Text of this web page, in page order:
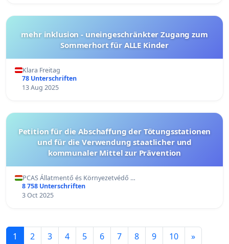
mehr inklusion - uneingeschränkter Zugang zum
Sommerhort für ALLE Kinder
Klara Freitag
78 Unterschriften
13 Aug 2025
Petition für die Abschaffung der Tötungsstationen
und für die Verwendung staatlicher und
kommunaler Mittel zur Prävention
PCAS Állatmentő és Környezetvédő …
8 758 Unterschriften
3 Oct 2025
1 2 3 4 5 6 7 8 9 10 »